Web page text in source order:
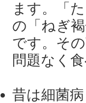
ます。「
の「ねぎ
です。そ
問題なく
昔は細菌